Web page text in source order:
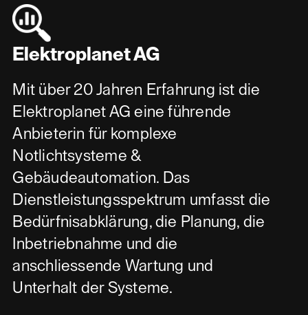
Elektroplanet AG
Mit über 20 Jahren Erfahrung ist die
Elektroplanet AG eine führende
Anbieterin für komplexe
Notlichtsysteme &
Gebäudeautomation. Das
Dienstleistungsspektrum umfasst die
Bedürfnisabklärung, die Planung, die
Inbetriebnahme und die
anschliessende Wartung und
Unterhalt der Systeme.